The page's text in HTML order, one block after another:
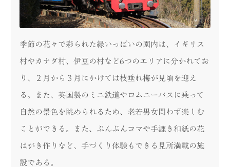
季節の花々で彩られた緑いっぱいの園内は、イギリス
村やカナダ村、伊豆の村など6つのエリアに分かれてお
り、２月から３月にかけては枝垂れ梅が見頃を迎え
る。また、英国製のミニ鉄道やロムニーバスに乗って
自然の景色を眺められるため、老若男女問わず楽しむ
ことができる。また、ぶんぶんコマや手漉き和紙の花
はがき作りなど、手づくり体験もできる見所満載の施
設である。